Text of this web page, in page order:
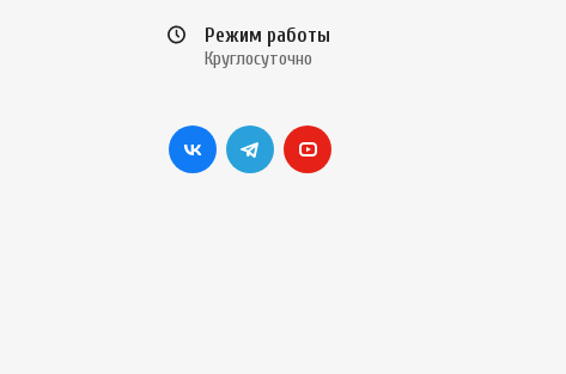
Режим работы
Круглосуточно